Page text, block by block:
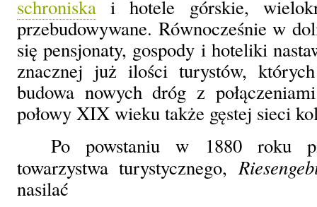
schroniska i hotele górskie,
przebudowywane. Równocześnie w
się pensjonaty, gospody i hoteliki
znacznej już ilości turystów, których
budowa nowych dróg z
połowy XIX wieku także gęstej sieci
Po powstaniu w 1880 roku
towarzystwa turystycznego,
nasilać